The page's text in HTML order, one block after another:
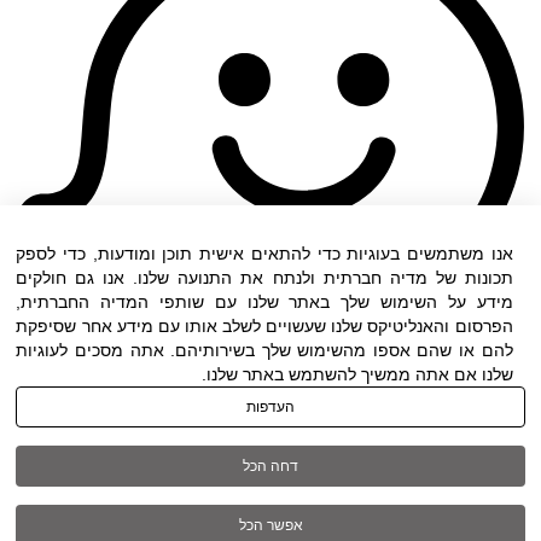
תנאי שימוש|הצהרת נגישות| כל הזכויות שמורות
ל DWO ©
אנו משתמשים בעוגיות כדי להתאים אישית תוכן ומודעות, כדי לספק
תכונות של מדיה חברתית ולנתח את התנועה שלנו. אנו גם חולקים
מידע על השימוש שלך באתר שלנו עם שותפי המדיה החברתית,
הפרסום והאנליטיקס שלנו שעשויים לשלב אותו עם מידע אחר שסיפקת
להם או שהם אספו מהשימוש שלך בשירותיהם. אתה מסכים לעוגיות
שלנו אם אתה ממשיך להשתמש באתר שלנו.
העדפות
דחה הכל
אפשר הכל